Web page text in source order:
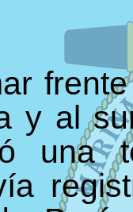
y al
una